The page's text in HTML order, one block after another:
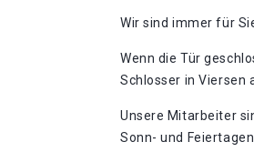
Wir sind immer für
Wenn die Tür
Schlosser in Viersen
Unsere Mitarbeiter
Sonn- und